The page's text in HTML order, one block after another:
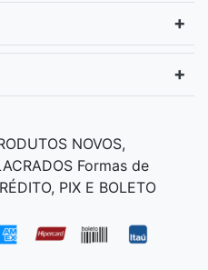
NOVOS,
Formas de
PIX E BOLETO